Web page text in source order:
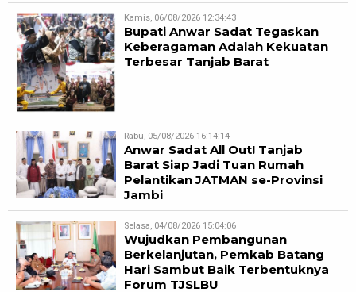
Kamis, 06/08/2026 12:34:43
Bupati Anwar Sadat Tegaskan
Keberagaman Adalah Kekuatan
Terbesar Tanjab Barat
Rabu, 05/08/2026 16:14:14
Anwar Sadat All Out! Tanjab
Barat Siap Jadi Tuan Rumah
Pelantikan JATMAN se-Provinsi
Jambi
Selasa, 04/08/2026 15:04:06
Wujudkan Pembangunan
Berkelanjutan, Pemkab Batang
Hari Sambut Baik Terbentuknya
Forum TJSLBU